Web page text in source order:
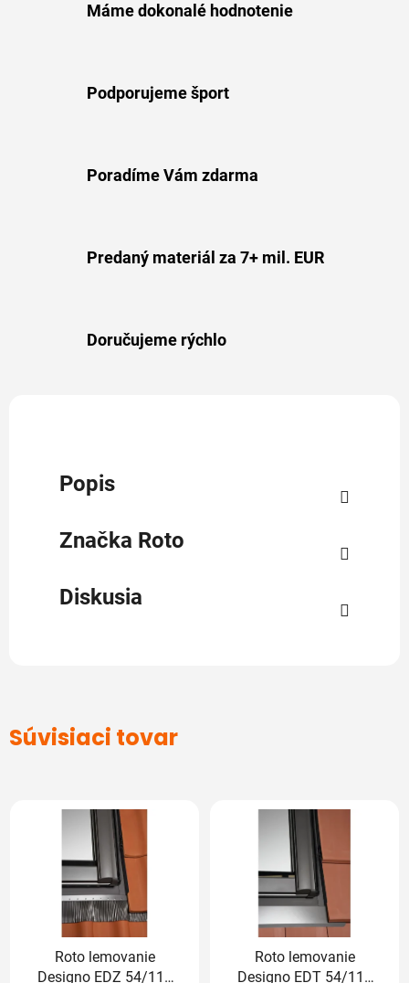
Máme dokonalé hodnotenie
Podporujeme šport
Poradíme Vám zdarma
Predaný materiál za 7+ mil. EUR
Doručujeme rýchlo
Popis
Značka Roto
Diskusia
Súvisiaci tovar
Roto lemovanie
Designo EDZ 54/118
Roto lemovanie
Designo EDT 54/118